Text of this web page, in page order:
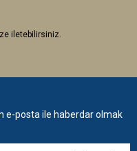
iletebilirsiniz.
e-posta ile haberdar olmak